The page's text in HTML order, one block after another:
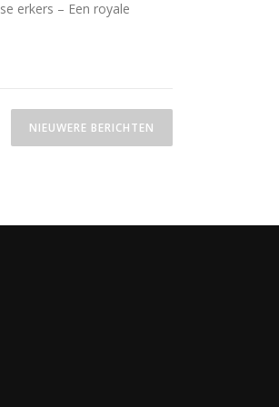
erkers – Een royale
NIEUWERE BERICHTEN